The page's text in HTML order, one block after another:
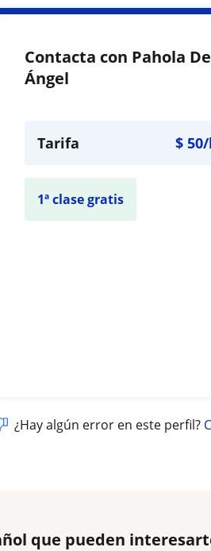
Contacta con Pahola
Ángel
Tarifa $50
1ª clase gratis
¿Hay algún error en este perfil?
que pueden